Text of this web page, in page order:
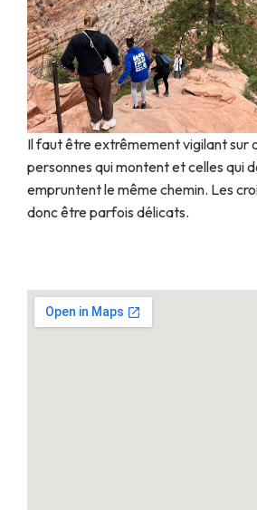
Il faut être extrêmement vigilant sur
personnes qui montent et celles qui
empruntent le même chemin. Les
donc être parfois délicats.